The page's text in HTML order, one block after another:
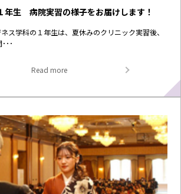
年生 病院実習の様子をお届けします！
ス学科の１年生は、夏休みのクリニック実習後、
･･
Read more